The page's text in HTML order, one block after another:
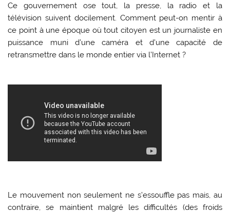
Ce gouvernement ose tout, la presse, la radio et la
télévision suivent docilement. Comment peut-on mentir à
ce point à une époque où tout citoyen est un journaliste en
puissance muni d’une caméra et d’une capacité de
retransmettre dans le monde entier via l’Internet ?
Le mouvement non seulement ne s’essouffle pas mais, au
contraire, se maintient malgré les difficultés (des froids